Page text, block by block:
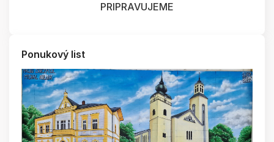
PRIPRAVUJEME
Ponukový list